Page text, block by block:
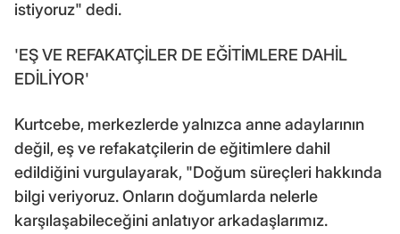
istiyoruz" dedi.
'EŞ VE REFAKATÇİLER DE EĞİTİMLERE DAHİL
EDİLİYOR'
Kurtcebe, merkezlerde yalnızca anne adaylarının
değil, eş ve refakatçilerin de eğitimlere dahil
edildiğini vurgulayarak, "Doğum süreçleri hakkında
bilgi veriyoruz. Onların doğumlarda nelerle
karşılaşabileceğini anlatıyor arkadaşlarımız.